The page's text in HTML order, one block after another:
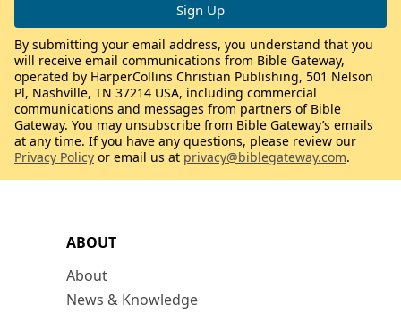
ABOUT
About
News & Knowledge
By submitting your email address, you understand that you
will receive email communications from Bible Gateway,
operated by HarperCollins Christian Publishing, 501 Nelson
Pl, Nashville, TN 37214 USA, including commercial
communications and messages from partners of Bible
Gateway. You may unsubscribe from Bible Gateway’s emails
at any time. If you have any questions, please review our
Privacy Policy or email us at privacy@biblegateway.com.